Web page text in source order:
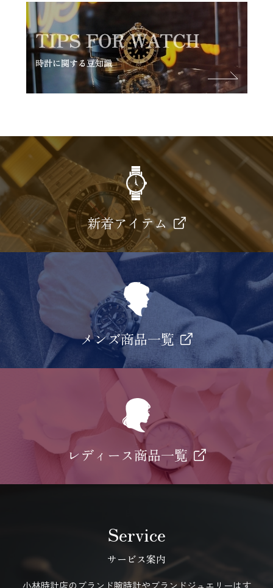
新着アイテム
メンズ商品一覧
レディース商品一覧
Service
サービス案内
小林時計店のブランド腕時計やブランドジュエリーはす